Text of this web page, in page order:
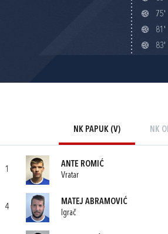
75'
81'
83'
NK PAPUK (V) NK
1
ANTE ROMIĆ
Vratar
4
MATEJ ABRAMOVIĆ
Igrač